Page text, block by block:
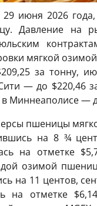
29 июня 2026
Давление на
мягкой
за тонну,
— до $220,46
Миннеаполисе —
пшеницы
на 8 ¾
на отметке
озимой
на 11 центов,
на отметке